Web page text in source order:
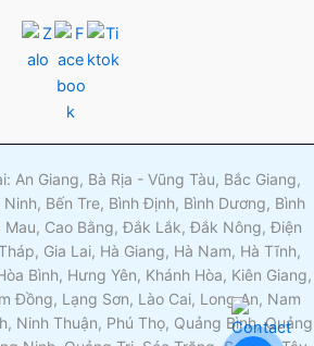
An Giang, Bà Rịa - Vũng Tàu, Bắc Giang,
Bến Tre, Bình Định, Bình Dương, Bình
Mau, Cao Bằng, Đắk Lắk, Đắk Nông, Điện
Gia Lai, Hà Giang, Hà Nam, Hà Tĩnh,
Bình, Hưng Yên, Khánh Hòa, Kiên Giang,
Đồng, Lạng Sơn, Lào Cai, Long An, Nam
Ninh Thuận, Phú Thọ, Quảng Bình, Quảng